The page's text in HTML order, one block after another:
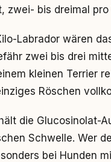
zwei- bis dreimal pro
Labrador wären
zwei bis drei
kleinen Terrier
Röschen
die Glucosinolat-
Schwelle. Wer
bei Hunden